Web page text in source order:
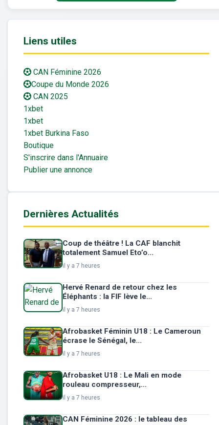
Liens utiles
CAN Féminine 2026
Coupe du Monde 2026
CAN 2025
1xbet
1xbet
1xbet Burkina Faso
Boutique
S'inscrire dans l'Annuaire
Publier une annonce
Dernières Actualités
Coup de théâtre ! La CAF blanchit
totalement Samuel Eto’o...
il y a 7 heures
Hervé Renard de retour chez les
Éléphants : la FIF lève le...
il y a 7 heures
Afrobasket Féminin U18 : Le Cameroun
écrase le Sénégal, le...
il y a 7 heures
Afrobasket U18 : Le Mali en mode
rouleau compresseur,...
il y a 7 heures
CAN Féminine 2026 : le tableau des